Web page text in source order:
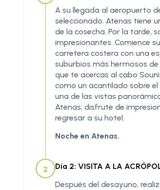
A su llegada al aeropuerto
seleccionado. Atenas tiene
de la cosecha. Por la tarde,
impresionantes. Comience
carretera costera con una
suburbios más hermosos
que te acercas al cabo
como un acantilado sobre el
una de las vistas
Atenas, disfrute de
regresar a su hotel.
Noche en Atenas.
2
Día 2: VISITA A LA
Después del desayuno,